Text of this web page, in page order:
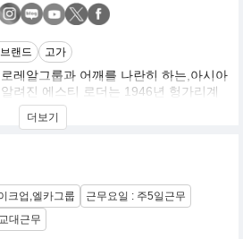
랜드 고가
레알그룹과 어깨를 나란히 하는,아시아
알려진 에스티 로더는 1946년 헝가리계
뉴욕에서 세운 기업. ‘우리가 만나는 모
비스를 선사한다’는 경영 철학을 내세워
, 오리진스, 라메르, 달팡, 맥, 바비브라
티, 글램글로우, 르라보 등 13개 브랜
더보기
크업,엘카그룹
근무요일 : 주5일근무
대근무